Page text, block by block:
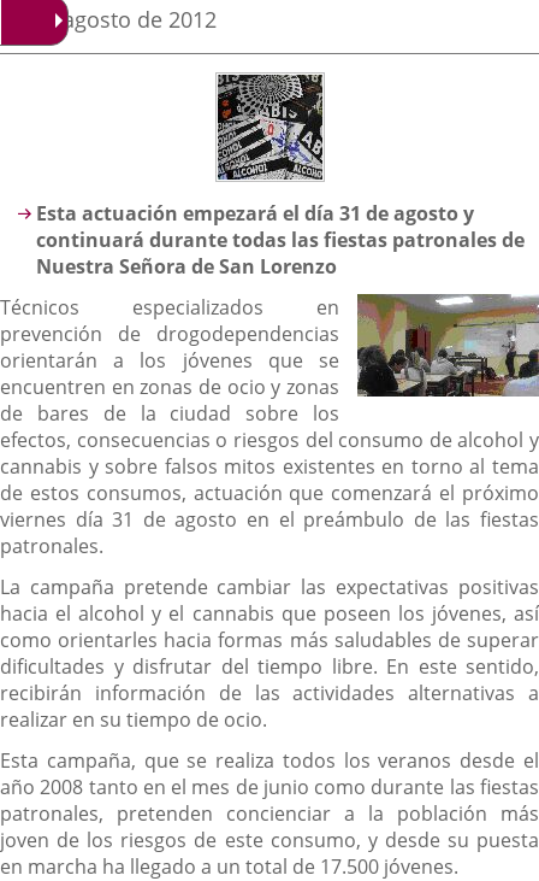
aplicación
externa.
aplicación
Fecha
de
la
29 de agosto de 2012
Descripción
Esta actuación empezará el día 31 de agosto y
continuará durante todas las fiestas patronales de
Nuestra Señora de San Lorenzo
Técnicos especializados en
prevención de drogodependencias
orientarán a los jóvenes que se
encuentren en zonas de ocio y zonas
de bares de la ciudad sobre los
efectos, consecuencias o riesgos del consumo de alcohol y
cannabis y sobre falsos mitos existentes en torno al tema
de estos consumos, actuación que comenzará el próximo
viernes día 31 de agosto en el preámbulo de las fiestas
patronales.
La campaña pretende cambiar las expectativas positivas
hacia el alcohol y el cannabis que poseen los jóvenes, así
como orientarles hacia formas más saludables de superar
dificultades y disfrutar del tiempo libre. En este sentido,
recibirán información de las actividades alternativas a
realizar en su tiempo de ocio.
Esta campaña, que se realiza todos los veranos desde el
año 2008 tanto en el mes de junio como durante las fiestas
patronales, pretenden concienciar a la población más
joven de los riesgos de este consumo, y desde su puesta
en marcha ha llegado a un total de 17.500 jóvenes.